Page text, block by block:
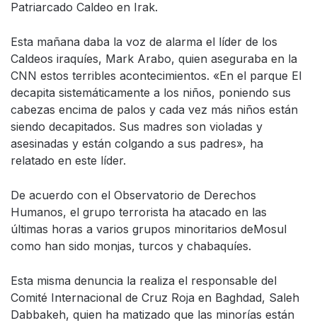
Patriarcado Caldeo en Irak.
Esta mañana daba la voz de alarma el líder de los
Caldeos iraquíes, Mark Arabo, quien aseguraba en la
CNN estos terribles acontecimientos. «En el parque EI
decapita sistemáticamente a los niños, poniendo sus
cabezas encima de palos y cada vez más niños están
siendo decapitados. Sus madres son violadas y
asesinadas y están colgando a sus padres», ha
relatado en este líder.
De acuerdo con el Observatorio de Derechos
Humanos, el grupo terrorista ha atacado en las
últimas horas a varios grupos minoritarios deMosul
como han sido monjas, turcos y chabaquíes.
Esta misma denuncia la realiza el responsable del
Comité Internacional de Cruz Roja en Baghdad, Saleh
Dabbakeh, quien ha matizado que las minorías están